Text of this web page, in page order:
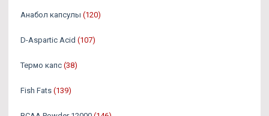
Анабол капсулы (120)
D-Aspartic Acid (107)
Термо капс (38)
Fish Fats (139)